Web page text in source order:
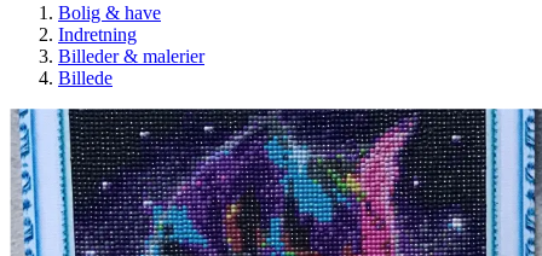
Bolig & have
Indretning
Billeder & malerier
Billede